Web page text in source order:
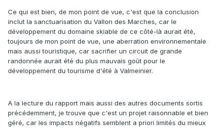
Ce qui est bien, de mon point de vue, c'est que la conclusion
inclut la sanctuarisation du Vallon des Marches, car le
développement du domaine skiable de ce côté-là aurait été,
toujours de mon point de vue, une aberration environnementale
mais aussi touristique, car sacrifier un circuit de grande
randonnée aurait été du plus mauvais goût pour le
développement du tourisme d'été à Valmeinier.
A la lecture du rapport mais aussi des autres documents sortis
précédemment, je trouve que c'est un projet raisonnable et bien
géré, car les impacts négatifs semblent a priori limités du mieux